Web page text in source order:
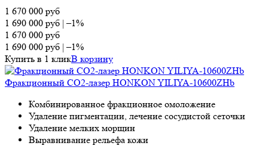
1 670 000 руб
1 690 000 руб |–1%
1 670 000 руб
1 690 000 руб |–1%
Купить в 1 кликВ корзину
Фракционный СО2-лазер HONKON YILIYA-10600ZHb
Комбинированное фракционное омоложение
Удаление пигментации, лечение сосудистой сеточки
Удаление мелких морщин
Выравнивание рельефа кожи